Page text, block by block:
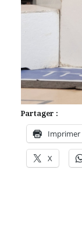
Partager :
Imprimer
X